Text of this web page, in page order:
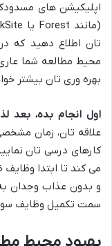
اپلیکیشن های
تان اطلاع دهید که
محیط مطالعه شما
بهره وری تان بیشتر
اول انجام بده، بعد
علاقه تان، زمان
کارهای درسی تان
می کند تا ابتدا
و بدون عذاب وجدان به
سمت تکمیل وظایف